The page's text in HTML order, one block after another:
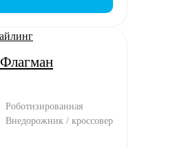
Роботизированная
Внедорожник / кроссовер